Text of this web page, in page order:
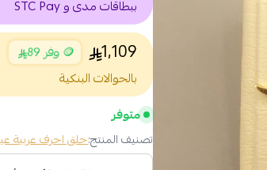
ببطاقات مدى و STC Pay
1,109 🪙 وفر 89
بالحوالات البنكية
متوفر
تصنيف المنتج:حلق احرف عربية